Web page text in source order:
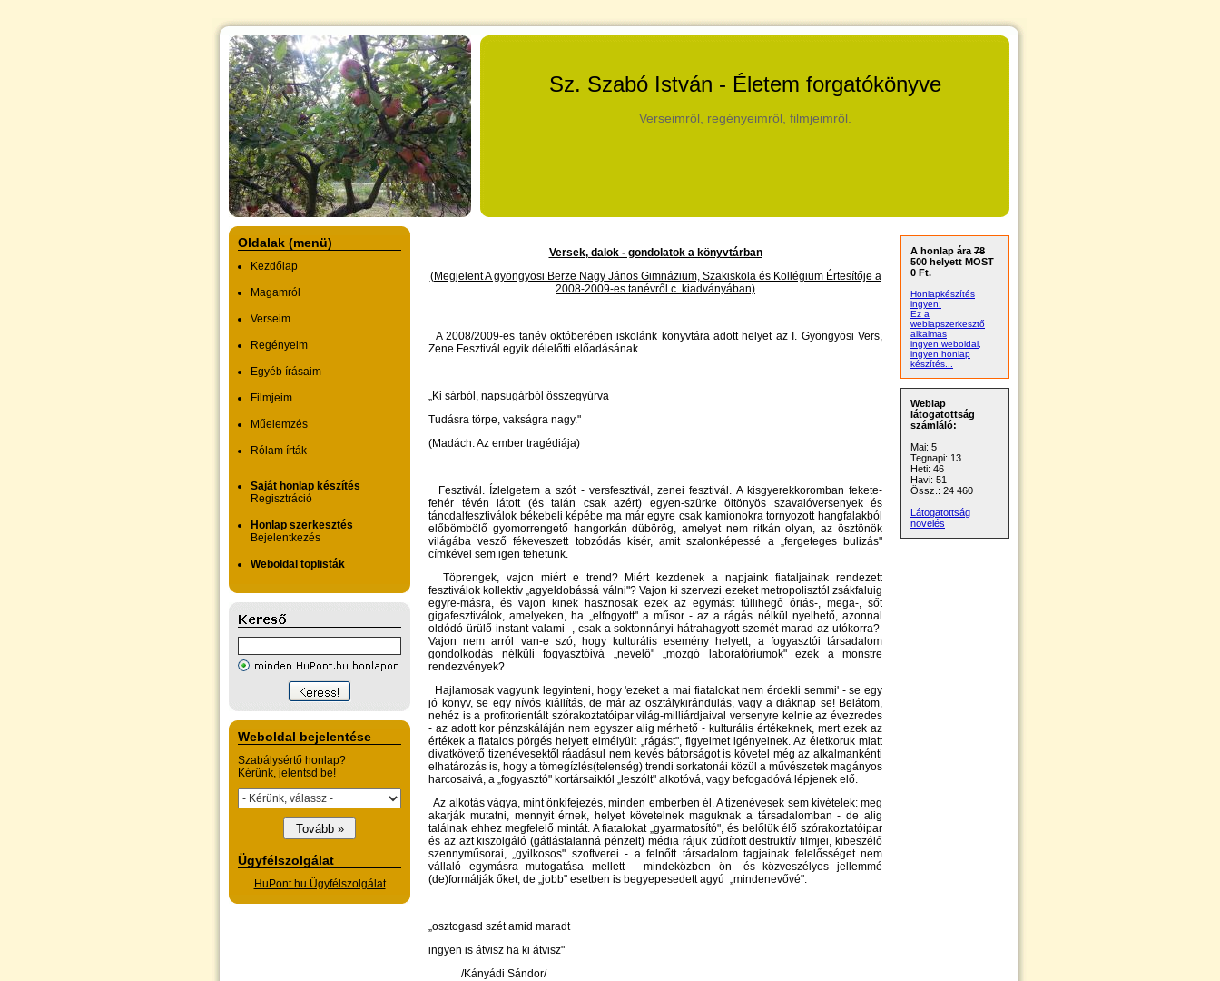
Sz. Szabó István - Életem forgatókönyve
Verseimről, regényeimről, filmjeimről.
Oldalak (menü)
Kezdőlap
Magamról
Verseim
Regényeim
Egyéb írásaim
Filmjeim
Műelemzés
Rólam írták
Saját honlap készítés
Regisztráció
Honlap szerkesztés
Bejelentkezés
Weboldal toplisták
Weboldal bejelentése
Szabálysértő honlap?
Kérünk, jelentsd be!
Ügyfélszolgálat
HuPont.hu Ügyfélszolgálat
Versek, dalok - gondolatok a könyvtárban
(Megjelent A gyöngyösi Berze Nagy János Gimnázium, Szakiskola és Kollégium Értesítője a
2008-2009-es tanévről c. kiadványában)
A 2008/2009-es tanév októberében iskolánk könyvtára adott helyet az I. Gyöngyösi Vers,
Zene Fesztivál egyik délelőtti előadásának.
„Ki sárból, napsugárból összegyúrva
Tudásra törpe, vakságra nagy."
(Madách: Az ember tragédiája)
Fesztivál. Ízlelgetem a szót - versfesztivál, zenei fesztivál. A kisgyerekkoromban fekete-
fehér tévén látott (és talán csak azért) egyen-szürke öltönyös szavalóversenyek és
táncdalfesztiválok békebeli képébe ma már egyre csak kamionokra tornyozott hangfalakból
előbömbölő gyomorrengető hangorkán dübörög, amelyet nem ritkán olyan, az ösztönök
világába vesző fékeveszett tobzódás kísér, amit szalonképessé a „fergeteges bulizás"
címkével sem igen tehetünk.
Töprengek, vajon miért e trend? Miért kezdenek a napjaink fiataljainak rendezett
fesztiválok kollektív „agyeldobássá válni"? Vajon ki szervezi ezeket metropolisztól zsákfaluig
egyre-másra, és vajon kinek hasznosak ezek az egymást túllihegő óriás-, mega-, sőt
gigafesztiválok, amelyeken, ha „elfogyott" a műsor - az a rágás nélkül nyelhető, azonnal
oldódó-ürülő instant valami -, csak a soktonnányi hátrahagyott szemét marad az utókorra?
Vajon nem arról van-e szó, hogy kulturális esemény helyett, a fogyasztói társadalom
gondolkodás nélküli fogyasztóivá „nevelő" „mozgó laboratóriumok" ezek a monstre
rendezvények?
Hajlamosak vagyunk legyinteni, hogy 'ezeket a mai fiatalokat nem érdekli semmi' - se egy
jó könyv, se egy nívós kiállítás, de már az osztálykirándulás, vagy a diáknap se! Belátom,
nehéz is a profitorientált szórakoztatóipar világ-milliárdjaival versenyre kelnie az évezredes
- az adott kor pénzskáláján nem egyszer alig mérhető - kulturális értékeknek, mert ezek az
értékek a fiatalos pörgés helyett elmélyült „rágást", figyelmet igényelnek. Az életkoruk miatt
divatkövető tizenévesektől ráadásul nem kevés bátorságot is követel még az alkalmankénti
elhatározás is, hogy a tömegízlés(telenség) trendi sorkatonái közül a művészetek magányos
harcosaivá, a „fogyasztó" kortársaiktól „leszólt" alkotóvá, vagy befogadóvá lépjenek elő.
Az alkotás vágya, mint önkifejezés, minden emberben él. A tizenévesek sem kivételek: meg
akarják mutatni, mennyit érnek, helyet követelnek maguknak a társadalomban - de alig
találnak ehhez megfelelő mintát. A fiatalokat „gyarmatosító", és belőlük élő szórakoztatóipar
és az azt kiszolgáló (gátlástalanná pénzelt) média rájuk zúdított destruktív filmjei, kibeszélő
szennyműsorai, „gyilkosos" szoftverei - a felnőtt társadalom tagjainak felelősséget nem
vállaló egymásra mutogatása mellett - mindeközben ön- és közveszélyes jellemmé
(de)formálják őket, de „jobb" esetben is begyepesedett agyú „mindenevővé".
„osztogasd szét amid maradt
ingyen is átvisz ha ki átvisz"
/Kányádi Sándor/
A honlap ára 78
500 helyett MOST
0 Ft.
Honlapkészítés
ingyen:
Ez a
weblapszerkesztő
alkalmas
ingyen weboldal,
ingyen honlap
készítés...
Weblap
látogatottság
számláló:
Mai: 5
Tegnapi: 13
Heti: 46
Havi: 51
Össz.: 24 460
Látogatottság
növelés